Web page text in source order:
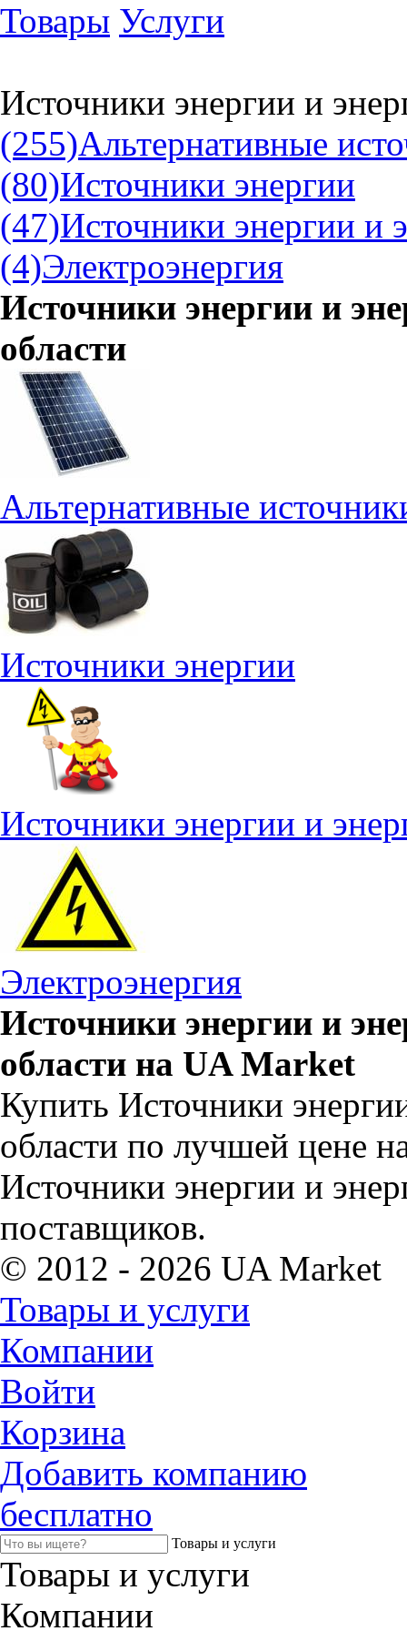
Товары Услуги
Источники энергии и
(255)Альтернативные
(80)Источники энергии
(47)Источники энергии и
(4)Электроэнергия
Источники энергии и
области
Альтернативные
Источники энергии
Источники энергии и
Электроэнергия
Источники энергии и
области на UA Market
Купить Источники
области по лучшей цене
Источники энергии и
поставщиков.
© 2012 - 2026 UA Market
Товары и услуги
Компании
Войти
Корзина
Добавить компанию
бесплатно
Товары и услуги
Товары и услуги
Компании